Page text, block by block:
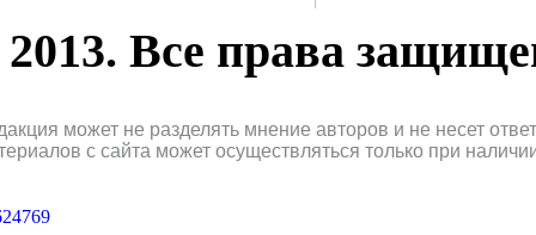
2013. Все права
может не разделять мнение авторов и не несет
с сайта может осуществляться только при